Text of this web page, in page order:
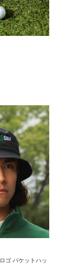
ゴ バケットハッ